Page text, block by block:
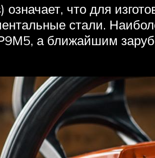
что для
стали.
а ближайшим